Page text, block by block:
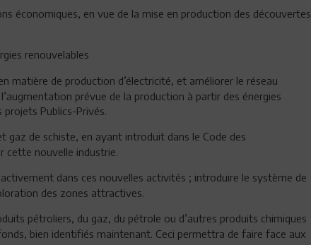
économiques, en vue de la mise en production des découvertes
renouvelables
matière de production d’électricité, et améliorer le réseau
prévue de la production à partir des énergies
projets Publics-Privés.
gaz de schiste, en ayant introduit dans le Code des
cette nouvelle industrie.
dans ces nouvelles activités ; introduire le système de
des zones attractives.
pétroliers, du gaz, du pétrole ou d’autres produits chimiques
bien identifiés maintenant. Ceci permettra de faire face aux